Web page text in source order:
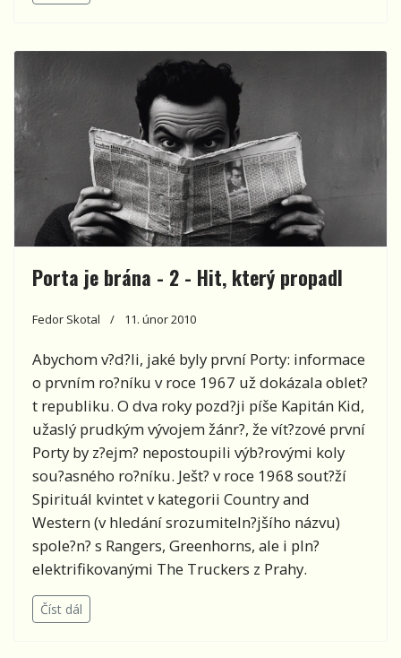
Porta je brána - 2 - Hit, který propadl
Fedor Skotal 11. únor 2010
Abychom v?d?li, jaké byly první Porty: informace
o prvním ro?níku v roce 1967 už dokázala oblet?
t republiku. O dva roky pozd?ji píše Kapitán Kid,
užaslý prudkým vývojem žánr?, že vít?zové první
Porty by z?ejm? nepostoupili výb?rovými koly
sou?asného ro?níku. Ješt? v roce 1968 sout?ží
Spirituál kvintet v kategorii Country and
Western (v hledání srozumiteln?jšího názvu)
spole?n? s Rangers, Greenhorns, ale i pln?
elektrifikovanými The Truckers z Prahy.
Číst dál